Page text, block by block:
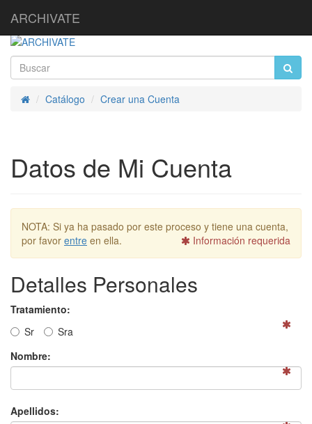
ARCHIVATE
InicioCatálogo Crear una Cuenta
Datos de Mi Cuenta
NOTA: Si ya ha pasado por este proceso y tiene una cuenta,
por favor entre en ella. Información requerida
Detalles Personales
Tratamiento:
Sr Sra
Nombre:
Apellidos: